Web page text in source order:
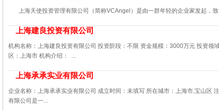
上海天使投资管理有限公司（简称VCAngel）是由一群年轻的企业家发起，致
上海建良投资有限公司
机构名称：上海建良投资有限公司 投资阶段：不限 资金规模：3000万元 投资领
区：上海市 机构介绍： ...
上海承承实业有限公司
企业名称：上海承承实业有限公司 成立时间：未填写 所在城市：上海市,宝山
有限公司是一...